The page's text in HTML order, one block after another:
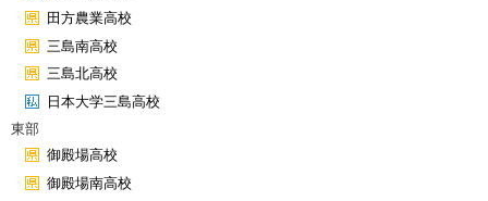
田方農業高校
三島南高校
三島北高校
日本大学三島高校
東部
御殿場高校
御殿場南高校